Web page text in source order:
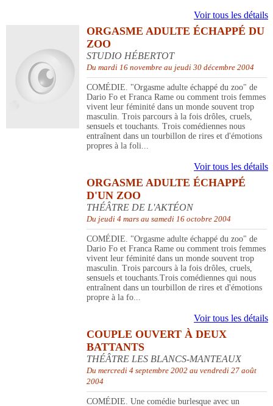
Voir tous les détails
ORGASME ADULTE ÉCHAPPÉ DU
ZOO
STUDIO HÉBERTOT
Du mardi 16 novembre au jeudi 30 décembre 2004
COMÉDIE. "Orgasme adulte échappé du zoo" de
Dario Fo et Franca Rame ou comment trois femmes
vivent leur féminité dans un monde souvent trop
masculin. Trois parcours à la fois drôles, cruels,
sensuels et touchants. Trois comédiennes nous
entraînent dans un tourbillon de rires et d'émotions
propres à la foli...
Voir tous les détails
ORGASME ADULTE ÉCHAPPÉ
D'UN ZOO
THÉÂTRE DE L'AKTÉON
Du jeudi 4 mars au samedi 16 octobre 2004
COMÉDIE. "Orgasme adulte échappé du zoo" de
Dario Fo et Franca Rame ou comment trois femmes
vivent leur féminité dans un monde souvent trop
masculin. Trois parcours à la fois drôles, cruels,
sensuels et touchants.Trois comédiennes qui nous
entraînent dans un tourbillon de rires et d'émotions
propre à la fo...
Voir tous les détails
COUPLE OUVERT À DEUX
BATTANTS
THÉÂTRE LES BLANCS-MANTEAUX
Du mercredi 4 septembre 2002 au vendredi 27 août
2004
COMÉDIE. Une comédie burlesque avec un